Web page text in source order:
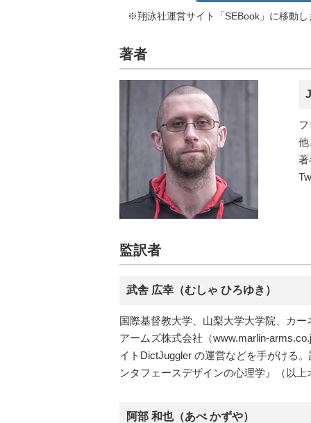
※翔泳社運営サイト「SEBook」に移動し
著者
他
著
監訳者
武舎 広幸（むしゃ ひろゆき）
国際基督教大学、山梨大学大学院、カ
アームズ株式会社（www.marlin-
イトDictJuggler の運営などを手がける
ンタフェースデザインの心理学』（以
阿部 和也（あべ かずや）